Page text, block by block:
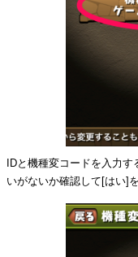
IDと機種変コードを入力
いがないか確認して[はい]